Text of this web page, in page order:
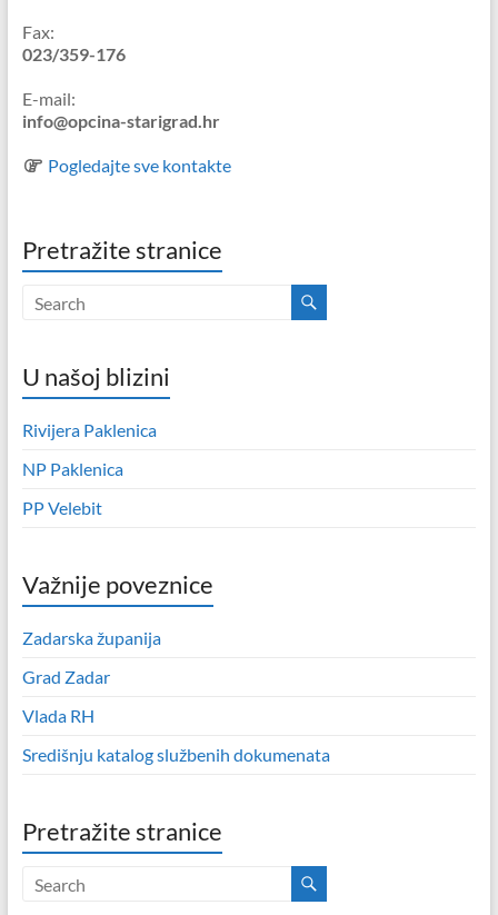
Fax:
023/359-176
E-mail:
info@opcina-starigrad.hr
Pogledajte sve kontakte
Pretražite stranice
U našoj blizini
Rivijera Paklenica
NP Paklenica
PP Velebit
Važnije poveznice
Zadarska županija
Grad Zadar
Vlada RH
Središnju katalog službenih dokumenata
Pretražite stranice